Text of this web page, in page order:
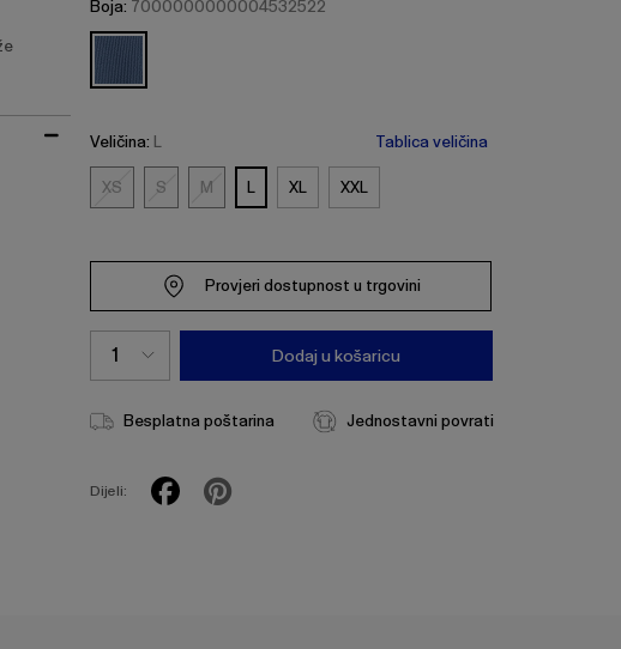
Boja: 7000000000004532522
Veličina: L Tablica veličina
XS
XS SS M
M L XL XXL
Provjeri dostupnost u trgovini
Dodaj u košaricu
Besplatna poštarina Jednostavni povrati
Dijeli: